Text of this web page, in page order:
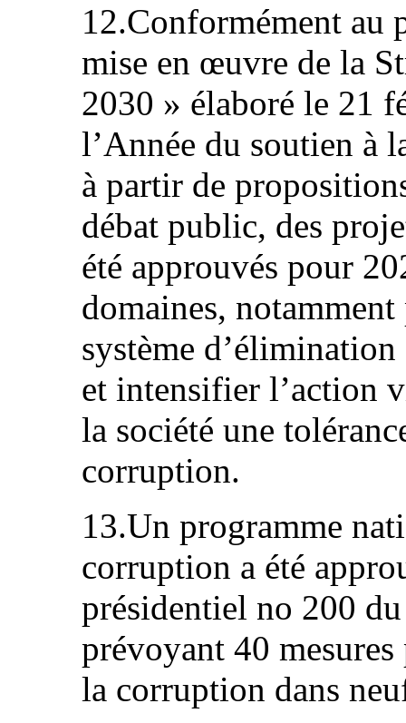
12.Conformément au
mise en œuvre de la
2030 » élaboré le 21
l’Année du soutien à
à partir de
débat public, des
été approuvés pour
domaines,
système
et intensifier l’action
la société une
corruption.
13.Un programme
corruption a été
présidentiel no 200
prévoyant 40
la corruption dans